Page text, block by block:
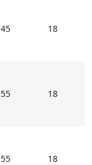
45 18
55 18
55 18